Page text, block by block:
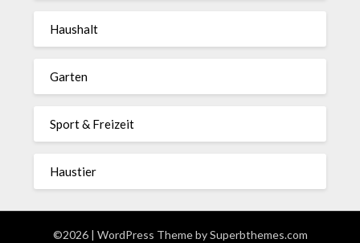
Haushalt
Garten
Sport & Freizeit
Haustier
©2026 | WordPress Theme bySuperbthemes.com